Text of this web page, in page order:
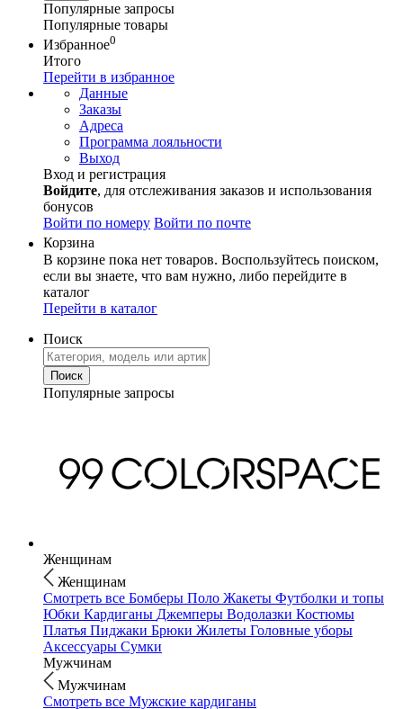
Популярные запросы
Популярные товары
Избранное0
Итого
Перейти в избранное
Данные
Заказы
Адреса
Программа лояльности
Выход
Вход и регистрация
Войдите, для отслеживания заказов и использования
бонусов
Войти по номеру Войти по почте
Корзина
В корзине пока нет товаров. Воспользуйтесь поиском,
если вы знаете, что вам нужно, либо перейдите в
каталог
Перейти в каталог
Поиск
Популярные запросы
Женщинам
Женщинам
Смотреть все Бомберы Поло Жакеты Футболки и топы
Юбки Кардиганы Джемперы Водолазки Костюмы
Платья Пиджаки Брюки Жилеты Головные уборы
Аксессуары Сумки
Мужчинам
Мужчинам
Смотреть все Мужские кардиганы